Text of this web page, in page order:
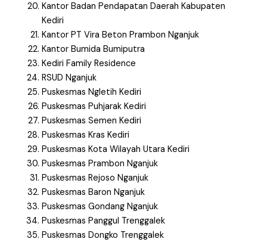
Kantor Badan Pendapatan Daerah Kabupaten
Kediri
Kantor PT Vira Beton Prambon Nganjuk
Kantor Bumida Bumiputra
Kediri Family Residence
RSUD Nganjuk
Puskesmas Ngletih Kediri
Puskesmas Puhjarak Kediri
Puskesmas Semen Kediri
Puskesmas Kras Kediri
Puskesmas Kota Wilayah Utara Kediri
Puskesmas Prambon Nganjuk
Puskesmas Rejoso Nganjuk
Puskesmas Baron Nganjuk
Puskesmas Gondang Nganjuk
Puskesmas Panggul Trenggalek
Puskesmas Dongko Trenggalek